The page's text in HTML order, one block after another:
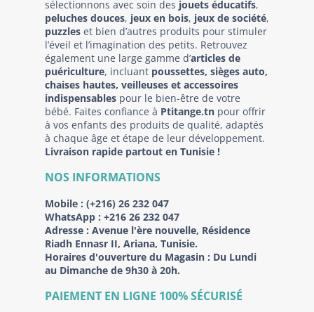
sélectionnons avec soin des jouets éducatifs,
peluches douces, jeux en bois, jeux de société,
puzzles et bien d’autres produits pour stimuler
l’éveil et l’imagination des petits. Retrouvez
également une large gamme d’articles de
puériculture, incluant poussettes, sièges auto,
chaises hautes, veilleuses et accessoires
indispensables pour le bien-être de votre
bébé. Faites confiance à Ptitange.tn pour offrir
à vos enfants des produits de qualité, adaptés
à chaque âge et étape de leur développement.
Livraison rapide partout en Tunisie !
NOS INFORMATIONS
Mobile : (+216) 26 232 047
WhatsApp : +216 26 232 047
Adresse : Avenue l'ère nouvelle, Résidence
Riadh Ennasr II, Ariana, Tunisie.
Horaires d'ouverture du Magasin : Du Lundi
au Dimanche de 9h30 à 20h.
PAIEMENT EN LIGNE 100% SÉCURISÉ